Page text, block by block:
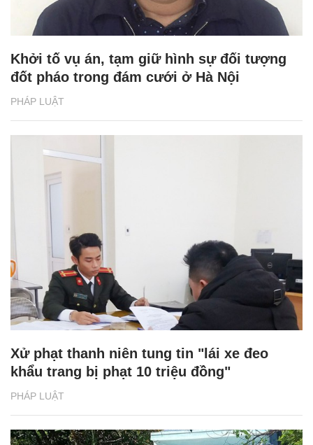
PHÁP LUẬT
Khởi tố vụ án, tạm giữ hình sự đối tượng
đốt pháo trong đám cưới ở Hà Nội
PHÁP LUẬT
Xử phạt thanh niên tung tin "lái xe đeo
khẩu trang bị phạt 10 triệu đồng"